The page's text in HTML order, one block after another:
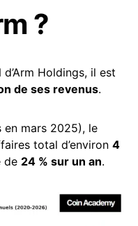
?
Holdings, il est
de ses revenus.
en mars 2025), le
total d’environ 4
de 24 % sur un an.